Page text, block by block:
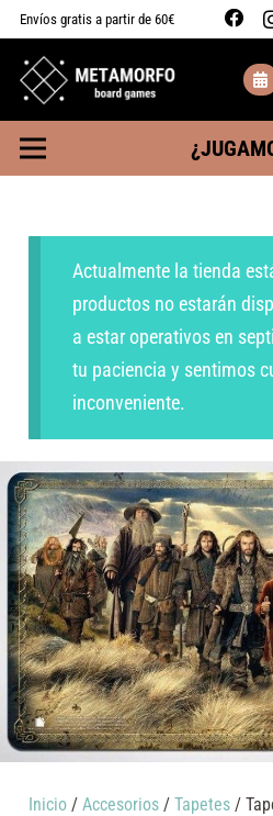
Envíos gratis a partir de 60€
Actualmente la tienda
productos no estarán
a estar operativos en
tu paciencia y sentimos
inconveniente.
Inicio /Accesorios /Tapetes /